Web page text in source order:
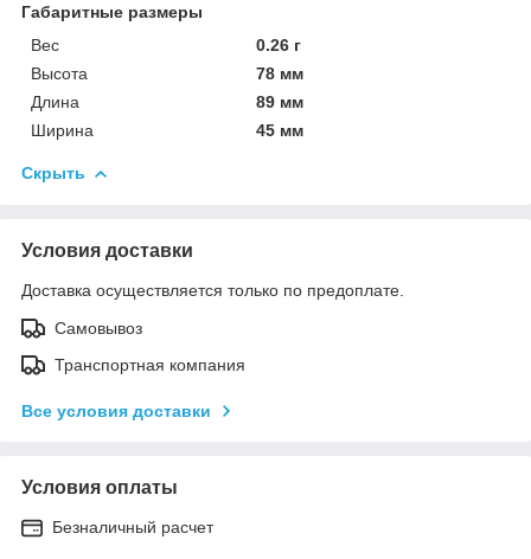
Габаритные размеры
Вес
0.26 г
Высота
78 мм
Длина
89 мм
Ширина
45 мм
Скрыть
Условия доставки
Доставка осуществляется только по предоплате.
Самовывоз
Транспортная компания
Все условия доставки
Условия оплаты
Безналичный расчет